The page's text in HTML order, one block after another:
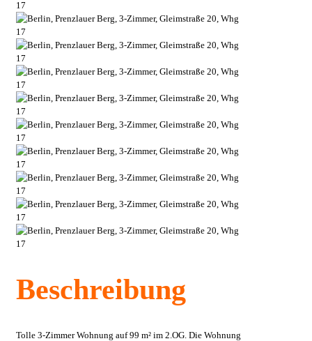
Beschreibung
Tolle 3-Zimmer Wohnung auf 99 m² im 2.OG. Die Wohnung